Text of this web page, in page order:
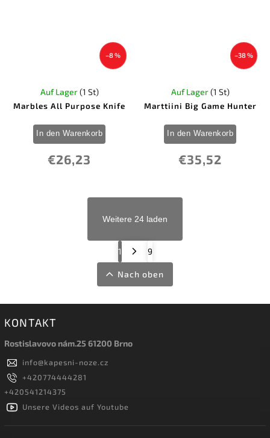
–8 %
Marbles All Purpose Knife
Auf Lager(1 St)
€26,23
In den Warenkorb
–38 %
Marttiini Big Game Hunter
Auf Lager(1 St)
€35,52
In den Warenkorb
Weitere 24 laden
1 9
Nach oben
KONTAKT
Rostislavovo nám.25 61200 Brno
info@kapesni-noze.cz
+420774444281
+420541214375
Unsere Videos auf Youtube